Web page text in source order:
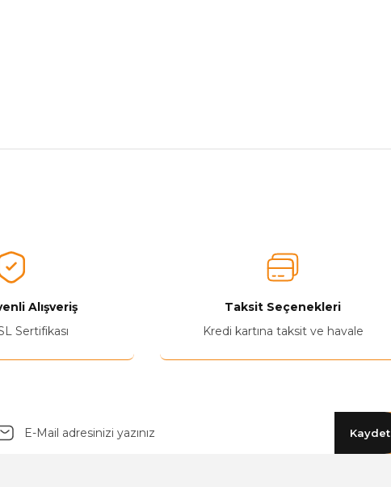
Alışveriş
Sertifikası
Taksit Seçenekleri
Kredi kartına taksit ve havale
Kaydet